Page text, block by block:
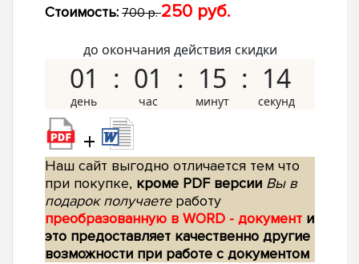
Стоимость: 700 р.250 руб.
до окончания действия скидки
01 01 15 13
+
Наш сайт выгодно отличается тем что
при покупке, кроме PDF версии Вы в
подарок получаетеработу
преобразованную в WORD - документ и
это предоставляет качественно другие
возможности при работе с документом